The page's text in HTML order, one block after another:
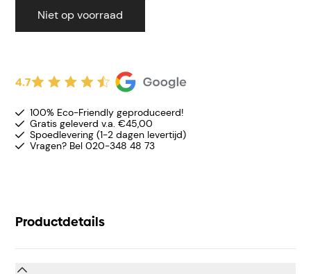
Niet op voorraad
4.7
100% Eco-Friendly geproduceerd!
Gratis geleverd v.a. €45,00
Spoedlevering (1-2 dagen levertijd)
Vragen? Bel 020-348 48 73
Productdetails